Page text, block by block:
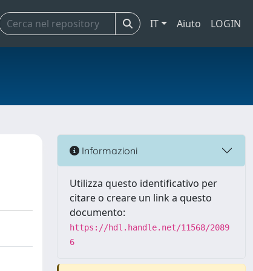
IT Aiuto LOGIN
Informazioni
Utilizza questo identificativo per
citare o creare un link a questo
documento:
https://hdl.handle.net/11568/2089
6